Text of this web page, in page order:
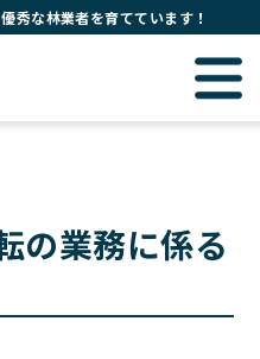
秀な林業者を育てています！
の業務に係る